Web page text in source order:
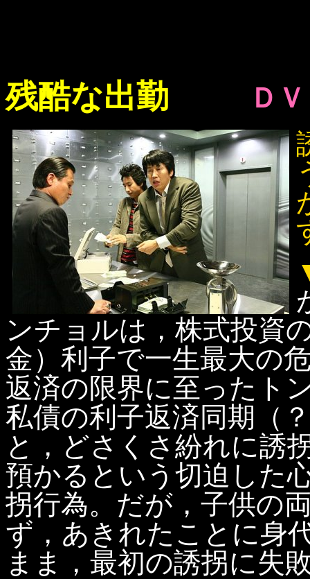
残酷な出勤
Ｄ
ンチョルは，株式投資
金）利子で一生最大の
返済の限界に至ったト
私債の利子返済同期（
と，どさくさ紛れに誘
預かるという切迫した
拐行為。だが，子供の
ず，あきれたことに身
まま，最初の誘拐に失